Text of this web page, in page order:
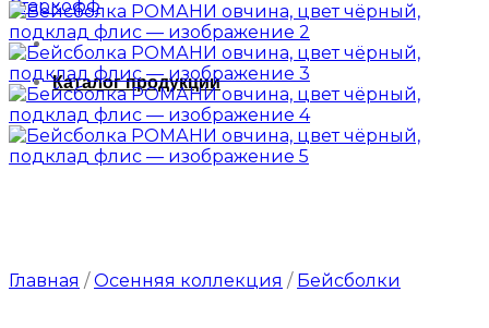
Каталог продукции
Главная / Осенняя коллекция / Бейсболки